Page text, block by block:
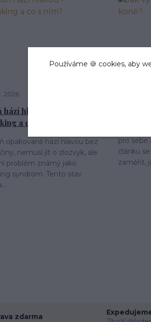
2026
hlavou -
a co s ním?
opakovaně hází hlavou bez
nemusí jít o zlozvyk, ale
problém známý jako
syndrom. Tento stav
Jak
pro sebe
článku
zaměřit,
zdarma
Používáme 🍪 cookies, aby